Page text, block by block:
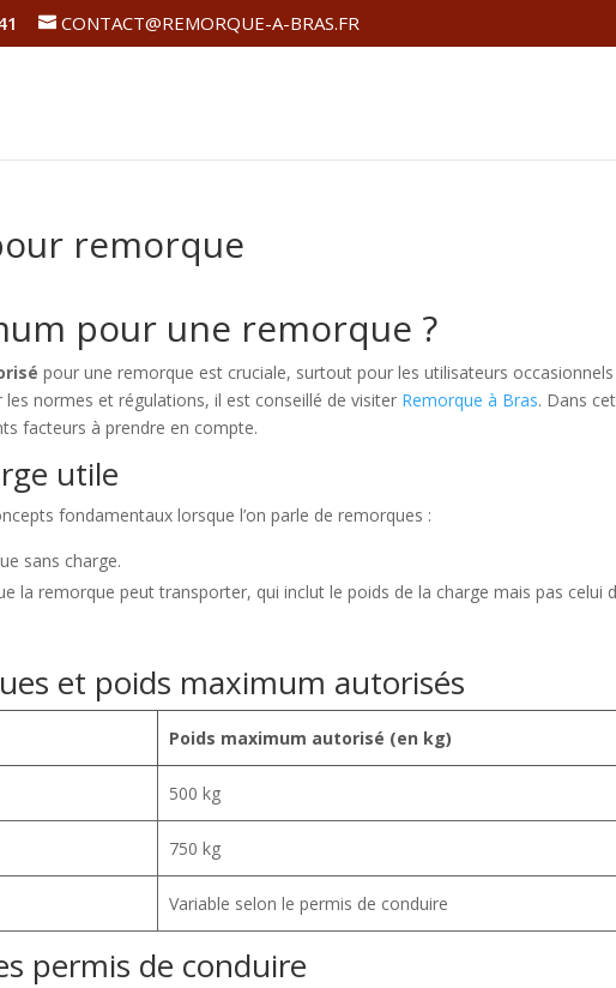
CONTACT@REMORQUE-A-BRAS.FR
remorque
pour une remorque ?
pour une remorque est cruciale, surtout pour les utilisateurs
normes et régulations, il est conseillé de visiter Remorque à Bras. Dans cet
facteurs à prendre en compte.
utile
fondamentaux lorsque l’on parle de remorques :
sans charge.
la remorque peut transporter, qui inclut le poids de la charge mais pas celui
et poids maximum autorisés
Poids maximum autorisé (en kg)
500 kg
750 kg
Variable selon le permis de conduire
permis de conduire